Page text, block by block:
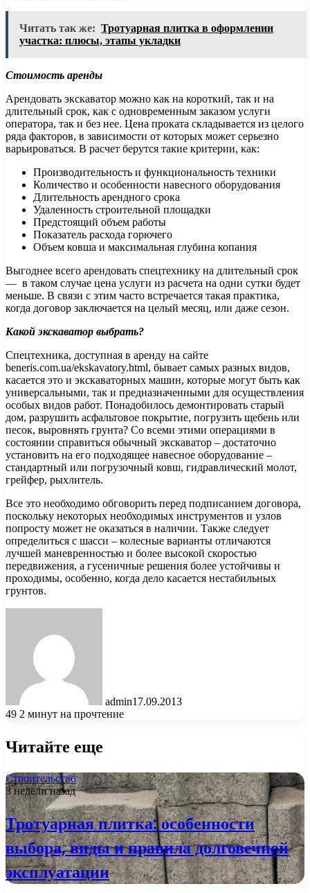
Читать так же: Тротуарная плитка в оформлении
участка: плюсы, этапы укладки
Стоимость аренды
Арендовать экскаватор можно как на короткий, так и на
длительный срок, как с одновременным заказом услуги
оператора, так и без нее. Цена проката складывается из целого
ряда факторов, в зависимости от которых может серьезно
варьироваться. В расчет берутся такие критерии, как:
Производительность и функциональность техники
Количество и особенности навесного оборудования
Длительность арендного срока
Удаленность строительной площадки
Предстоящий объем работы
Показатель расхода горючего
Объем ковша и максимальная глубина копания
Выгоднее всего арендовать спецтехнику на длительный срок
— в таком случае цена услуги из расчета на одни сутки будет
меньше. В связи с этим часто встречается такая практика,
когда договор заключается на целый месяц, или даже сезон.
Какой экскаватор выбрать?
Спецтехника, доступная в аренду на сайте
beneris.com.ua/ekskavatory.html, бывает самых разных видов,
касается это и экскаваторных машин, которые могут быть как
универсальными, так и предназначенными для осуществления
особых видов работ. Понадобилось демонтировать старый
дом, разрушить асфальтовое покрытие, погрузить щебень или
песок, выровнять грунта? Со всеми этими операциями в
состоянии справиться обычный экскаватор – достаточно
установить на его подходящее навесное оборудование –
стандартный или погрузочный ковш, гидравлический молот,
грейфер, рыхлитель.
Все это необходимо обговорить перед подписанием договора,
поскольку некоторых необходимых инструментов и узлов
попросту может не оказаться в наличии. Также следует
определиться с шасси – колесные варианты отличаются
лучшей маневренностью и более высокой скоростью
передвижения, а гусеничные решения более устойчивы и
проходимы, особенно, когда дело касается нестабильных
грунтов.
admin17.09.2013
49 2 минут на прочтение
Читайте еще
Строительство
3 недели назад
Тротуарная плитка: особенности
выбора, виды и правила долговечной
эксплуатации